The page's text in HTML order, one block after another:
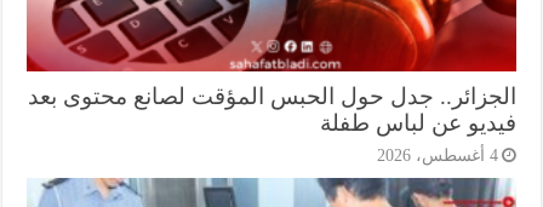
جدل حول الحبس المؤقت لصانع محتوى بعد
عن لباس طفلة